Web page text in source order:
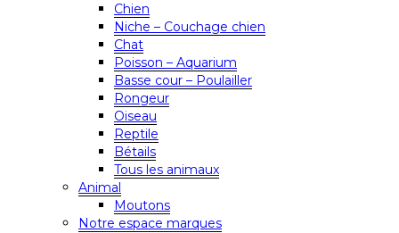
Chien
Niche – Couchage chien
Chat
Poisson – Aquarium
Basse cour – Poulailler
Rongeur
Oiseau
Reptile
Bétails
Tous les animaux
Animal
Moutons
Notre espace marques